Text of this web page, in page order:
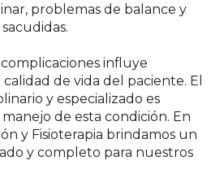
problemas de balance y
complicaciones influye
de vida del paciente. El
y especializado es
de esta condición. En
y Fisioterapia brindamos un
y completo para nuestros